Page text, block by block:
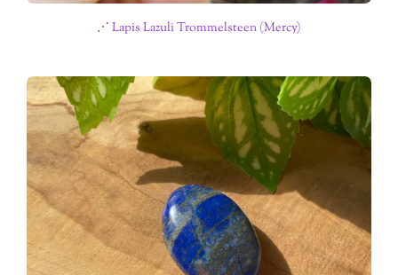
⋰ Lapis Lazuli Trommelsteen (Mercy)